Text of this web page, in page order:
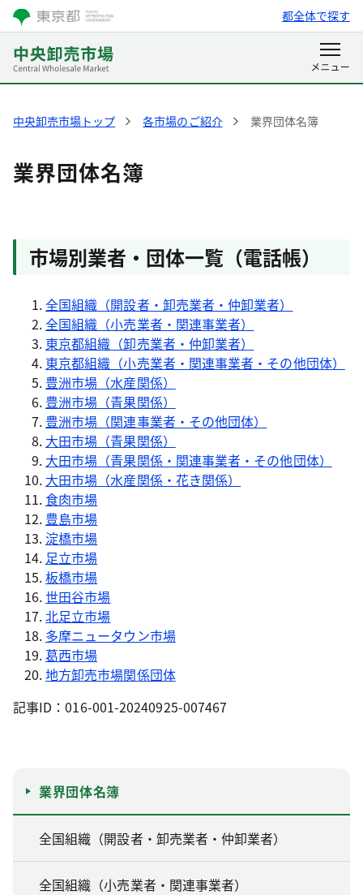
都全体で探す
中央卸売市場トップ 各市場のご紹介 業界団体名簿
業界団体名簿
市場別業者・団体一覧（電話帳）
全国組織（開設者・卸売業者・仲卸業者）
全国組織（小売業者・関連事業者）
東京都組織（卸売業者・仲卸業者）
東京都組織（小売業者・関連事業者・その他団体）
豊洲市場（水産関係）
豊洲市場（青果関係）
豊洲市場（関連事業者・その他団体）
大田市場（青果関係）
大田市場（青果関係・関連事業者・その他団体）
大田市場（水産関係・花き関係）
食肉市場
豊島市場
淀橋市場
足立市場
板橋市場
世田谷市場
北足立市場
多摩ニュータウン市場
葛西市場
地方卸売市場関係団体
記事ID：016-001-20240925-007467
業界団体名簿
全国組織（開設者・卸売業者・仲卸業者）
全国組織（小売業者・関連事業者）